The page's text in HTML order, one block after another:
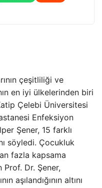
çeşitliliği ve
en iyi ülkelerinden biri
Çelebi Üniversitesi
Enfeksiyon
Şener, 15 farklı
söyledi. Çocukluk
fazla kapsama
Prof. Dr. Şener,
aşılandığının altını